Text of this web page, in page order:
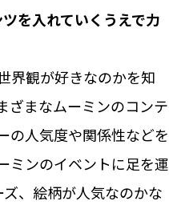
を入れていくうえで力
界観が好きなのかを知
ざまなムーミンのコンテ
の人気度や関係性などを
ミンのイベントに足を運
、絵柄が人気なのかな